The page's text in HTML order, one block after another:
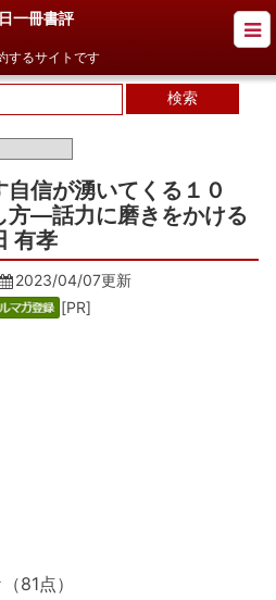
日一冊書評
するサイトです
自信が湧いてくる１０
方―話力に磨きをかける
有孝
2023/04/07更新
[PR]
点）